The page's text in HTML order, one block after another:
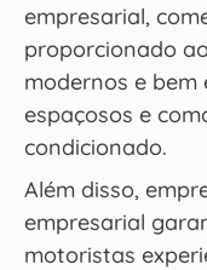
empresarial,
proporcionado
modernos e bem
espaçosos e
condicionado.
Além disso,
empresarial
motoristas